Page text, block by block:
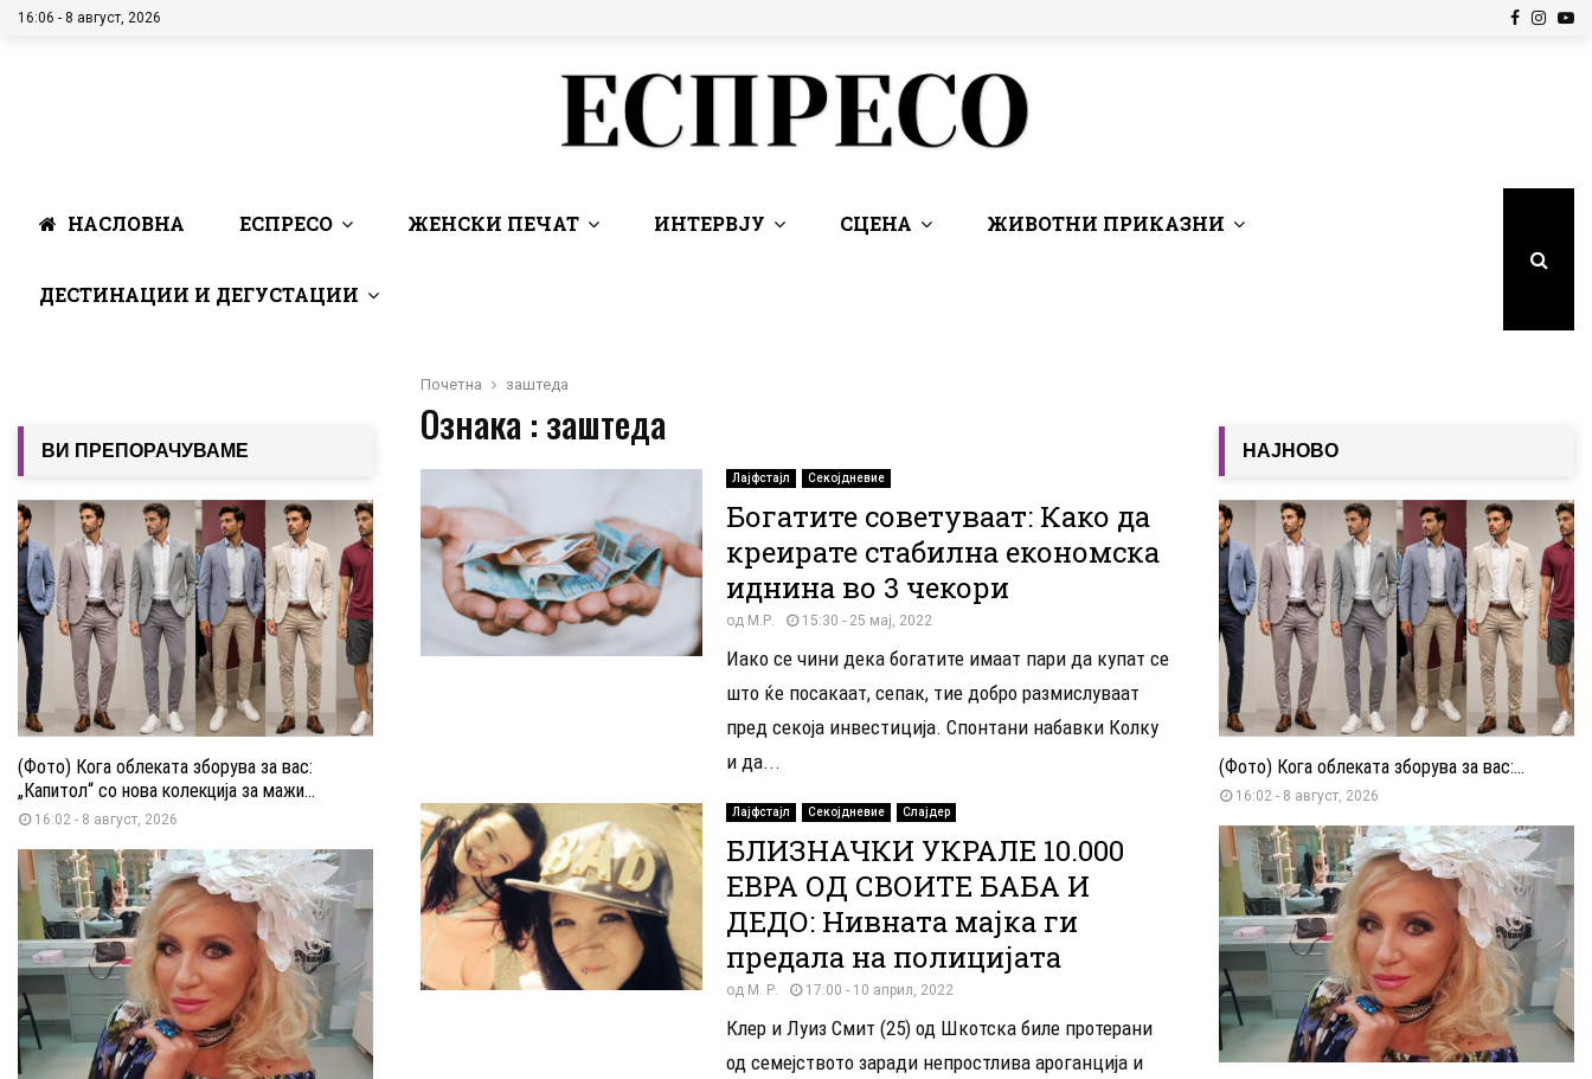
16:06 - 8 август, 2026 Facebook
НАСЛОВНА ЕСПРЕСО ЖЕНСКИ ПЕЧАТ ИНТЕРВЈУ СЦЕНА ЖИВОТНИ ПРИКАЗНИ
ДЕСТИНАЦИИ И ДЕГУСТАЦИИ
Почетна заштеда
Ознака : заштеда
Лајфстајл Секојдневие
Богатите советуваат: Како да
креирате стабилна економска
иднина во 3 чекори
од М.Р. 15:30 - 25 мај, 2022
Иако се чини дека богатите имаат пари да купат се
што ќе посакаат, сепак, тие добро размислуваат
пред секоја инвестициja. Спонтани набавки Колку
и да...
Лајфстајл Секојдневие Слајдер
БЛИЗНАЧКИ УКРАЛЕ 10.000
ЕВРА ОД СВОИТЕ БАБА И
ДЕДО: Нивната мајка ги
предала на полицијата
од М. Р. 17:00 - 10 април, 2022
Клер и Луиз Смит (25) од Шкотска биле протерани
од семејството заради непростлива ароганција и
ВИ ПРЕПОРАЧУВАМЕ
(Фото) Кога облеката зборува за вас:
„Капитол“ со нова колекција за мажи...
16:02 - 8 август, 2026
НАЈНОВО
(Фото) Кога облеката зборува за вас:...
16:02 - 8 август, 2026